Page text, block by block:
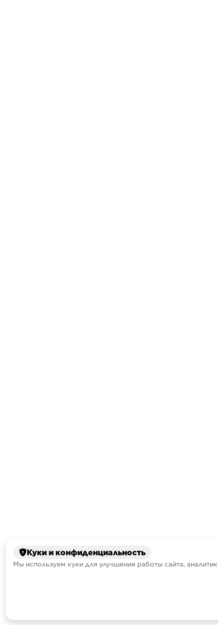
Куки и конфиденциальность
Мы используем куки для улучшения работы сайта,